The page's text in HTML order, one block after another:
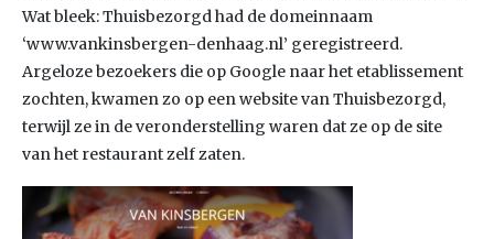
Wat bleek: Thuisbezorgd had de domeinnaam
‘www.vankinsbergen-denhaag.nl’ geregistreerd.
Argeloze bezoekers die op Google naar het etablissement
zochten, kwamen zo op een website van Thuisbezorgd,
terwijl ze in de veronderstelling waren dat ze op de site
van het restaurant zelf zaten.